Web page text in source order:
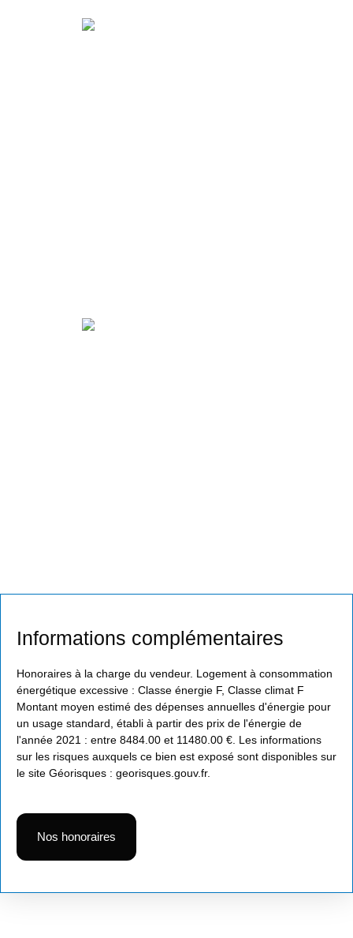
Informations complémentaires
Honoraires à la charge du vendeur. Logement à consommation
énergétique excessive : Classe énergie F, Classe climat F
Montant moyen estimé des dépenses annuelles d'énergie pour
un usage standard, établi à partir des prix de l'énergie de
l'année 2021 : entre 8484.00 et 11480.00 €. Les informations
sur les risques auxquels ce bien est exposé sont disponibles sur
le site Géorisques : georisques.gouv.fr.
Nos honoraires